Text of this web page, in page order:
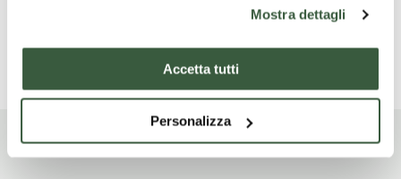
Mostra dettagli
Accetta tutti
Personalizza
Lesen Sie mehr